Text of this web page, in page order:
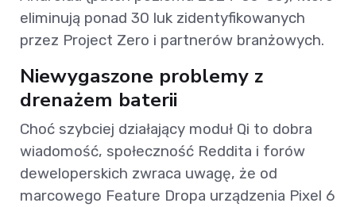
eliminują ponad 30 luk zidentyfikowanych
przez Project Zero i partnerów branżowych.
Niewygaszone problemy z
drenażem baterii
Choć szybciej działający moduł Qi to dobra
wiadomość, społeczność Reddita i forów
deweloperskich zwraca uwagę, że od
marcowego Feature Dropa urządzenia Pixel 6